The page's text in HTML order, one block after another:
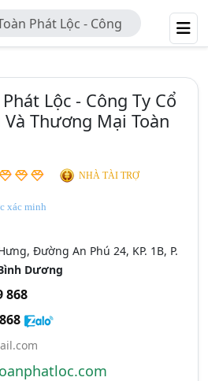
Phát Lộc - Công
Dựng Và Thương
Lộc - Công Ty Cổ
Thương Mại Toàn
NHÀ TÀI TRỢ
xác minh
Đường An Phú 24, KP. 1B, P.
Dương
868